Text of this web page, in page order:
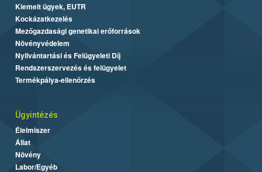
Kiemelt ügyek, EUTR
Kockázatkezelés
Mezőgazdasági genetikai erőforrások
Növényvédelem
Nyilvántartási és Felügyeleti Díj
Rendszerszervezés és felügyelet
Termékpálya-ellenőrzés
Ügyintézés
Élelmiszer
Állat
Növény
Labor/Egyéb